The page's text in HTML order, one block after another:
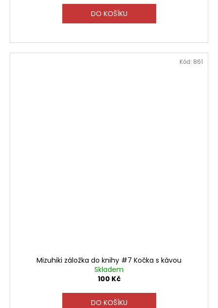
DO KOŠÍKU
Mizuhiki záložka do knihy #7 Kočka s kávou
Skladem
100 Kč
DO KOŠÍKU
Kód: 861